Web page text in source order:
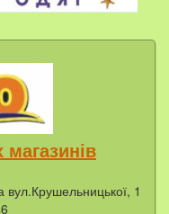
вул.Крушельницької, 1